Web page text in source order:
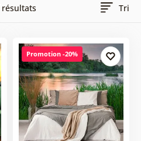
résultats Tri
Promotion -20%